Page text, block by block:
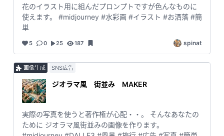
花のイラスト用に組んだプロンプトですが色んなものに
使えます。 #midjourney #水彩画 #イラスト #お洒落 #簡
単
5 0 25 187 spinat
画像生成 SNS広告
ジオラマ風 街並み MAKER
実際の写真を使うと著作権が心配・・。 そんなあなたの
ために ジオラマ風街並みの画像を作ります。